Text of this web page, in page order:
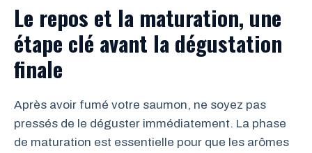
Le repos et la maturation, une
étape clé avant la dégustation
finale
Après avoir fumé votre saumon, ne soyez pas
pressés de le déguster immédiatement. La phase
de maturation est essentielle pour que les arômes